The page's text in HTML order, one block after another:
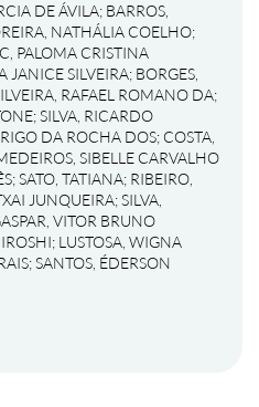
DE ÁVILA; BARROS,
NATHÁLIA COELHO;
PALOMA CRISTINA
JANICE SILVEIRA; BORGES,
RAFAEL ROMANO DA;
;SILVA, RICARDO
DA ROCHA DOS; COSTA,
SIBELLE CARVALHO
;SATO, TATIANA; RIBEIRO,
JUNQUEIRA;SILVA,
VITOR BRUNO
; LUSTOSA, WIGNA
;SANTOS, ÉDERSON